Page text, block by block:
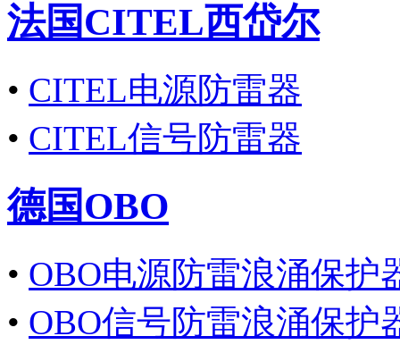
法国CITEL西岱尔
• CITEL电源防雷器
• CITEL信号防雷器
德国OBO
• OBO电源防雷浪涌保护
• OBO信号防雷浪涌保护